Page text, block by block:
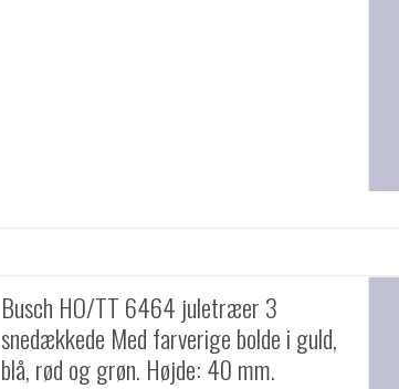
Busch HO/TT 6464 juletræer 3
snedækkede Med farverige bolde i guld,
blå, rød og grøn. Højde: 40 mm.